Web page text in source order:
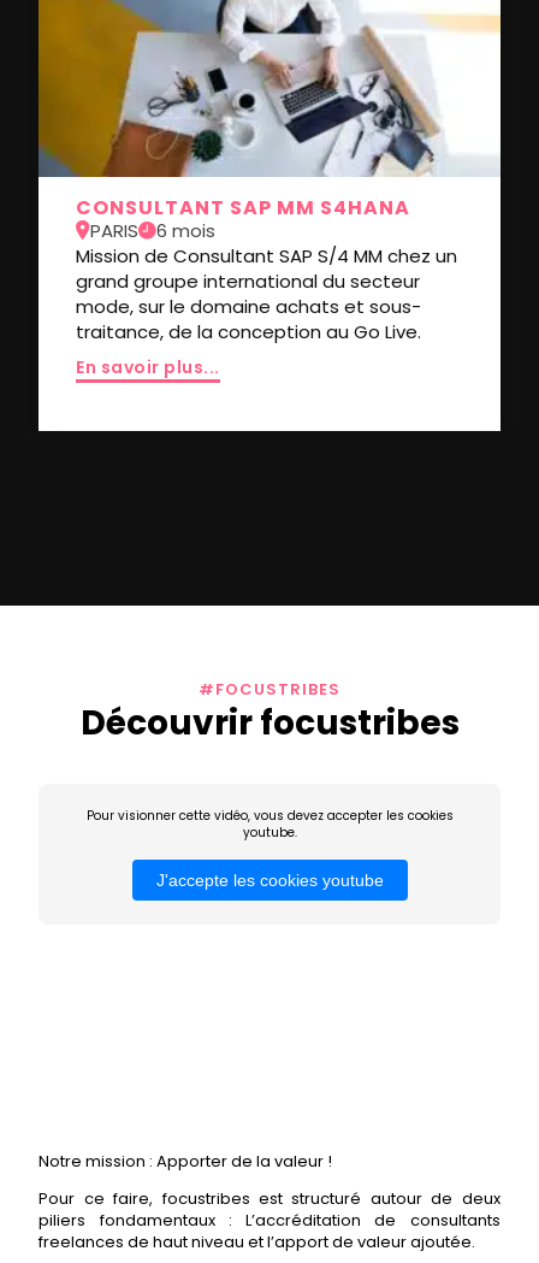
CONSULTANT SAP MM S4HANA
PARIS
6 mois
Mission de Consultant SAP S/4 MM chez un
grand groupe international du secteur
mode, sur le domaine achats et sous-
traitance, de la conception au Go Live.
En savoir plus...
#FOCUSTRIBES
Découvrir focustribes
Pour visionner cette vidéo, vous devez accepter les cookies
youtube.
J'accepte les cookies youtube
Notre mission : Apporter de la valeur !
Pour ce faire, focustribes est structuré autour de deux
piliers fondamentaux : L’accréditation de consultants
freelances de haut niveau et l’apport de valeur ajoutée.